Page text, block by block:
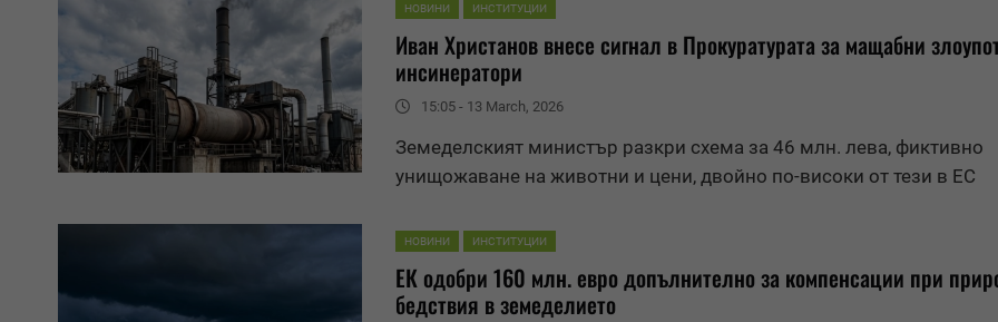
НОВИНИ ИНСТИТУЦИИ
Иван Христанов внесе сигнал в Прокуратурата за мащабни
инсинератори
15:05 - 13 March, 2026
Земеделският министър разкри схема за 46 млн. лева, фиктивно
унищожаване на животни и цени, двойно по-високи от тези в ЕС
НОВИНИ ИНСТИТУЦИИ
ЕК одобри 160 млн. евро допълнително за компенсации при
бедствия в земеделието